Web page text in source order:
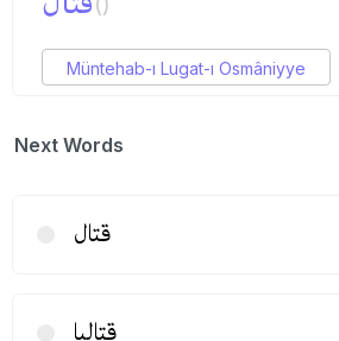
Müntehab-ı Lugat-ı Osmâniyye
Next Words
قتال
قتالپا